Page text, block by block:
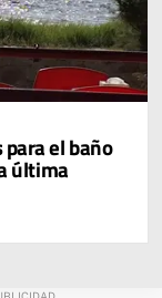
el baño
última